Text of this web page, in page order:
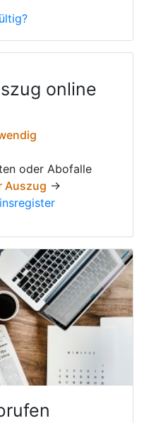
online
oder Abofalle
Auszug →